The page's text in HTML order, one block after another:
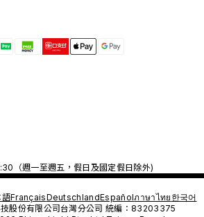
（週一至週五，假日及國定假日除外)
語FrançaisDeutschlandEspañolภาษาไทย 한국어
股份有限公司台灣分公司 統編：83203375